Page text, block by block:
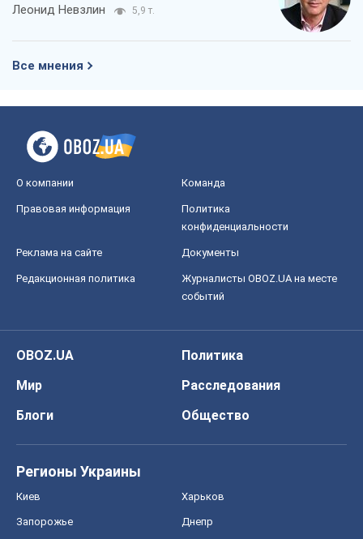
Леонид Невзлин 5,9 т.
Все мнения
О компании Команда
Правовая информация
Политика
конфиденциальности
Реклама на сайте Документы
Редакционная политика
Журналисты OBOZ.UA на месте
событий
OBOZ.UA
Политика
Мир
Расследования
Блоги
Общество
Регионы Украины
Киев Харьков
Запорожье Днепр